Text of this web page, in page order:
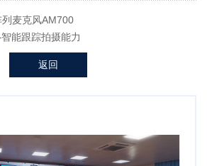
麦克风AM700
能跟踪拍摄能力
返回